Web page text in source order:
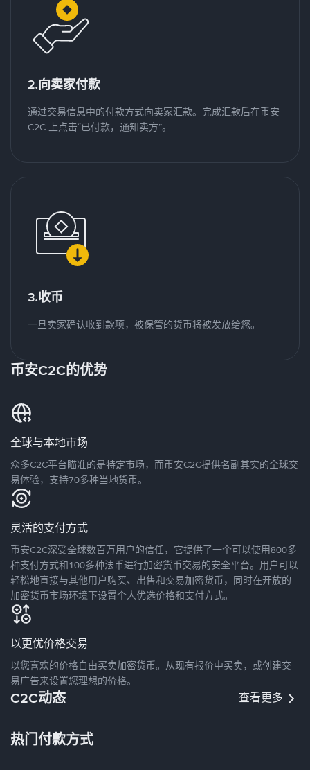
2.向卖家付款
通过交易信息中的付款方式向卖家汇款。完成汇款后在币安
C2C 上点击“已付款，通知卖方”。
3.收币
一旦卖家确认收到款项，被保管的货币将被发放给您。
币安C2C的优势
全球与本地市场
众多C2C平台瞄准的是特定市场，而币安C2C提供名副其实的全球交
易体验，支持70多种当地货币。
灵活的支付方式
币安C2C深受全球数百万用户的信任，它提供了一个可以使用800多
种支付方式和100多种法币进行加密货币交易的安全平台。用户可以
轻松地直接与其他用户购买、出售和交易加密货币，同时在开放的
加密货币市场环境下设置个人优选价格和支付方式。
以更优价格交易
以您喜欢的价格自由买卖加密货币。从现有报价中买卖，或创建交
易广告来设置您理想的价格。
C2C动态 查看更多
热门付款方式